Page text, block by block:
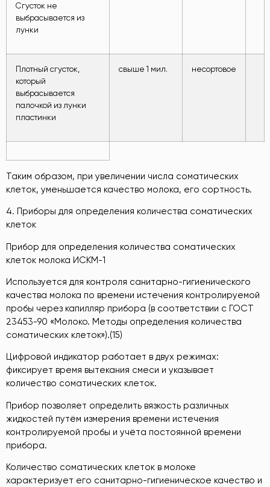
Сгусток не
выбрасывается из
лунки
Плотный сгусток,
который
выбрасывается
палочкой из лунки
пластинки
свыше 1 мил. несортовое
Таким образом, при увеличении числа соматических
клеток, уменьшается качество молока, его сортность.
4. Приборы для определения количества соматических
клеток
Прибор для определения количества соматических
клеток молока ИСКМ-1
Используется для контроля санитарно-гигиенического
качества молока по времени истечения контролируемой
пробы через капилляр прибора (в соответствии с ГОСТ
23453-90 «Молоко. Методы определения количества
соматических клеток»).(15)
Цифровой индикатор работает в двух режимах:
фиксирует время вытекания смеси и указывает
количество соматических клеток.
Прибор позволяет определить вязкость различных
жидкостей путём измерения времени истечения
контролируемой пробы и учёта постоянной времени
прибора.
Количество соматических клеток в молоке
характеризует его санитарно-гигиеническое качество и